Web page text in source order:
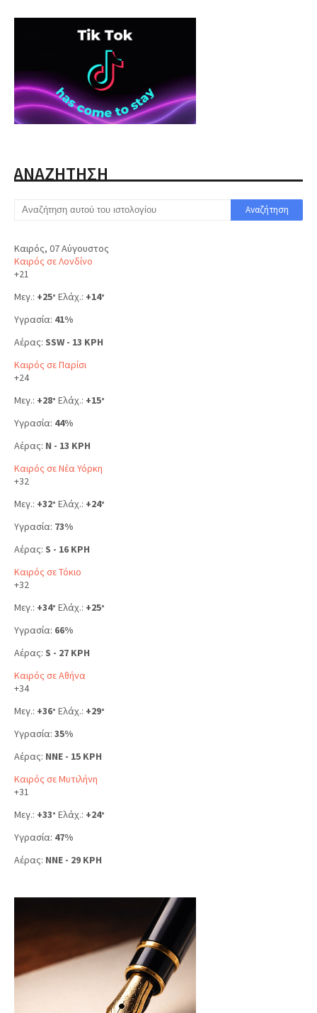
ΑΝΑΖΗΤΗΣΗ
Καιρός, 07 Αύγουστος
Καιρός σε Λονδίνο
+21
Μεγ.: +25° Ελάχ.: +14°
Υγρασία: 41%
Αέρας: SSW - 13 KPH
Καιρός σε Παρίσι
+24
Μεγ.: +28° Ελάχ.: +15°
Υγρασία: 44%
Αέρας: N - 13 KPH
Καιρός σε Νέα Υόρκη
+32
Μεγ.: +32° Ελάχ.: +24°
Υγρασία: 73%
Αέρας: S - 16 KPH
Καιρός σε Τόκιο
+32
Μεγ.: +34° Ελάχ.: +25°
Υγρασία: 66%
Αέρας: S - 27 KPH
Καιρός σε Αθήνα
+34
Μεγ.: +36° Ελάχ.: +29°
Υγρασία: 35%
Αέρας: NNE - 15 KPH
Καιρός σε Μυτιλήνη
+31
Μεγ.: +33° Ελάχ.: +24°
Υγρασία: 47%
Αέρας: NNE - 29 KPH